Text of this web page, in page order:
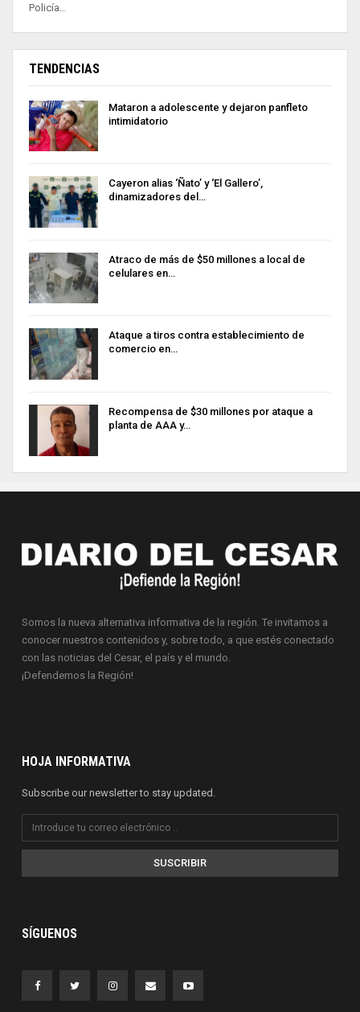
Policía…
TENDENCIAS
Mataron a adolescente y dejaron panfleto
intimidatorio
Cayeron alias ‘Ñato’ y ‘El Gallero’,
dinamizadores del…
Atraco de más de $50 millones a local de
celulares en…
Ataque a tiros contra establecimiento de
comercio en…
Recompensa de $30 millones por ataque a
planta de AAA y…
Somos la nueva alternativa informativa de la región. Te invitamos a
conocer nuestros contenidos y, sobre todo, a que estés conectado
con las noticias del Cesar, el país y el mundo.
¡Defendemos la Región!
HOJA INFORMATIVA
Subscribe our newsletter to stay updated.
SUSCRIBIR
SÍGUENOS